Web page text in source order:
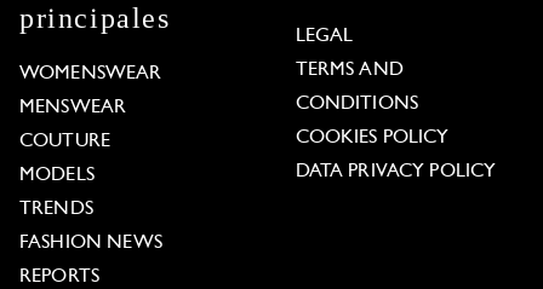
principales
WOMENSWEAR
MENSWEAR
COUTURE
MODELS
TRENDS
FASHION NEWS
REPORTS
LEGAL
TERMS AND
CONDITIONS
COOKIES POLICY
DATA PRIVACY POLICY